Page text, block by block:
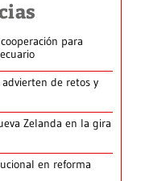
para
de retos y
Zelanda en la gira
en reforma